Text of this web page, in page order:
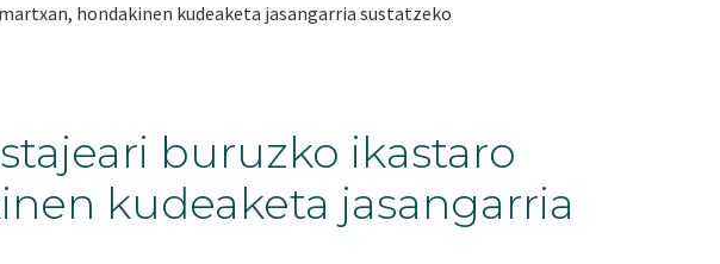
hondakinen kudeaketa jasangarria sustatzeko
buruzko ikastaro
kudeaketa jasangarria